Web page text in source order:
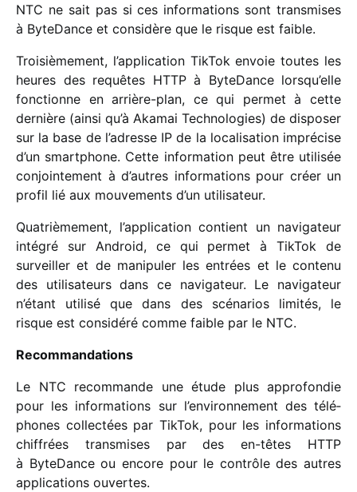
NTC ne sait pas si ces infor­ma­tions sont trans­mises
à ByteDance et consi­dère que le risque est faible.
Troisièmement, l’application TikTok envoie toutes les
heures des requêtes HTTP à ByteDance lorsqu’elle
fonc­tionne en arrière-plan, ce qui permet à cette
dernière (ainsi qu’à Akamai Technologies) de dispo­ser
sur la base de l’adresse IP de la loca­li­sa­tion impré­cise
d’un smart­phone. Cette infor­ma­tion peut être utili­sée
conjoin­te­ment à d’autres infor­ma­tions pour créer un
profil lié aux mouve­ments d’un utilisateur.
Quatrièmement, l’application contient un navi­ga­teur
inté­gré sur Android, ce qui permet à TikTok de
surveiller et de mani­pu­ler les entrées et le contenu
des utili­sa­teurs dans ce navi­ga­teur. Le navi­ga­teur
n’étant utilisé que dans des scéna­rios limi­tés, le
risque est consi­déré comme faible par le NTC.
Recommandations
Le NTC recom­mande une étude plus appro­fon­die
pour les infor­ma­tions sur l’environnement des télé­
phones collec­tées par TikTok, pour les infor­ma­tions
chif­frées trans­mises par des en-têtes HTTP
à ByteDance ou encore pour le contrôle des autres
appli­ca­tions ouvertes.